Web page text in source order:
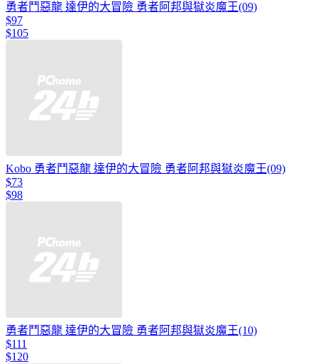
勇者鬥惡龍 達伊的大冒險 勇者阿邦與獄炎魔王(09)
$97
$105
Kobo 勇者鬥惡龍 達伊的大冒險 勇者阿邦與獄炎魔王(09)
$73
$98
勇者鬥惡龍 達伊的大冒險 勇者阿邦與獄炎魔王(10)
$111
$120